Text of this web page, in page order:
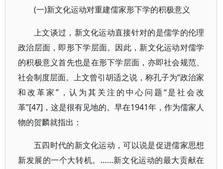
(一)新文化运动对重建儒家形下学的积极意义
上文谈过，新文化运动直接针对的是儒学的伦理
政治层面，即形下学层面。因此，新文化运动对儒学
的积极意义首先也是在形下学层面，亦即社会规范、
社会制度层面。上文曾引胡适之说，称孔子为“政治家
和改革家”，认为其关注的中心问题“是社会改
革”[47]，这是很有见地的。早在1941年，作为儒家人
物的贺麟就指出：
五四时代的新文化运动，可以说是促进儒家思想
新发展的一个大转机。……新文化运动的最大贡献在